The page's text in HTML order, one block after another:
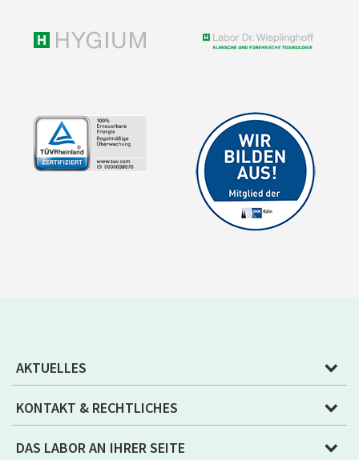
AKTUELLES
KONTAKT & RECHTLICHES
DAS LABOR AN IHRER SEITE